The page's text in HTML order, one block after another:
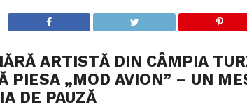
ARTISTĂ DIN CÂMPIA
PIESA „MOD AVION” – UN
DE PAUZĂ